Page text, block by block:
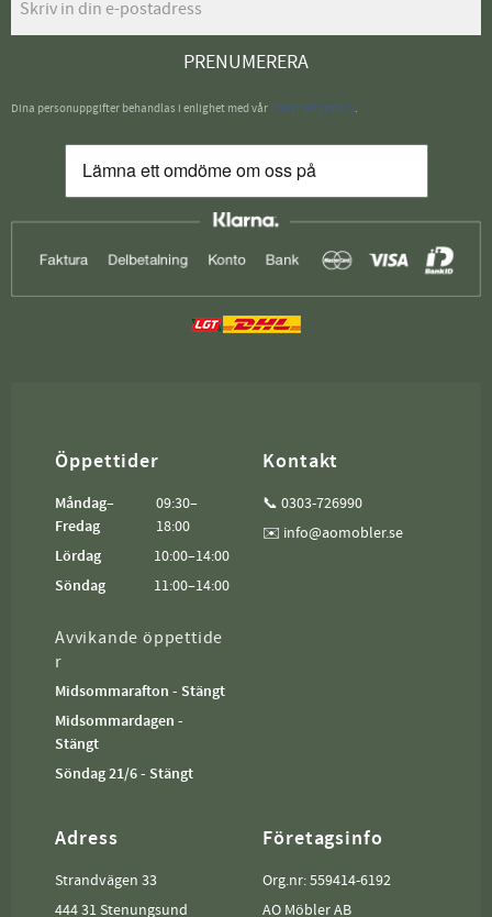
PRENUMERERA
Dina personuppgifter behandlas i enlighet med vår integritetspolicy.
Öppettider
Måndag–
Fredag
09:30–
18:00
Lördag
10:00–14:00
Söndag
11:00–14:00
Avvikande öppettide
r
Midsommarafton - Stängt
Midsommardagen -
Stängt
Söndag 21/6 - Stängt
Kontakt
📞 0303-726990
✉️ info@aomobler.se
Adress
Strandvägen 33
444 31 Stenungsund
Företagsinfo
Org.nr: 559414-6192
AO Möbler AB